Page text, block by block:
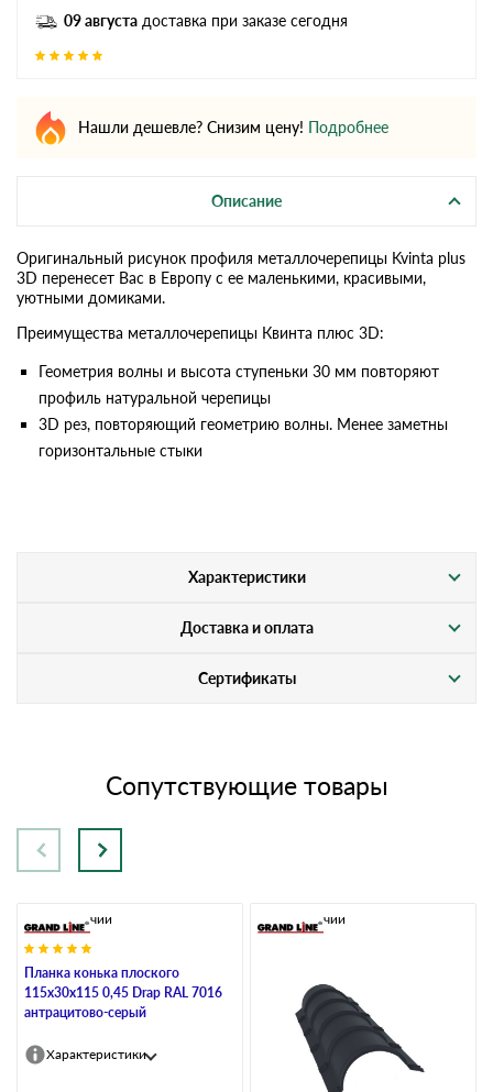
09 августа доставка при заказе сегодня
Нашли дешевле? Снизим цену! Подробнее
Описание
Оригинальный рисунок профиля металлочерепицы Kvinta plus
3D перенесет Вас в Европу с ее маленькими, красивыми,
уютными домиками.
Преимущества металлочерепицы Квинта плюс 3D:
Геометрия волны и высота ступеньки 30 мм повторяют
профиль натуральной черепицы
3D рез, повторяющий геометрию волны. Менее заметны
горизонтальные стыки
Характеристики
Доставка и оплата
Сертификаты
Сопутствующие товары
Планка конька плоского
115х30х115 0,45 Drap RAL 7016
антрацитово-серый
В наличии
Характеристики
В наличии